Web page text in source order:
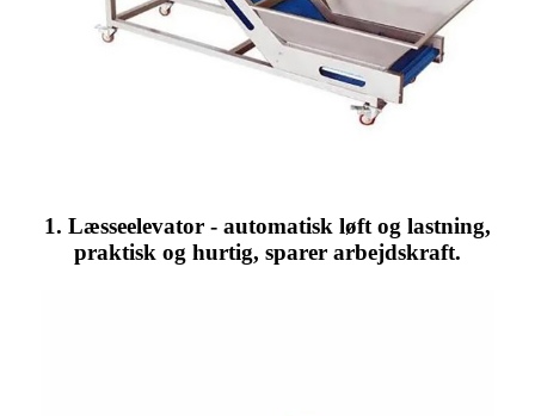
1. Læsseelevator - automatisk løft og lastning,
praktisk og hurtig, sparer arbejdskraft.